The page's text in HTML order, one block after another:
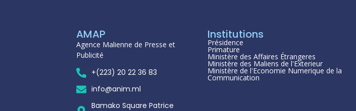
AMAP
Agence Malienne de Presse et
Publicité
+(223) 20 22 36 83
info@anim.ml
Bamako Square Patrice
Institutions
Présidence
Primature
Ministère des Affaires Étrangeres
Ministère des Maliens de l'Exterieur
Ministère de l'Economie Numerique de la
Communication